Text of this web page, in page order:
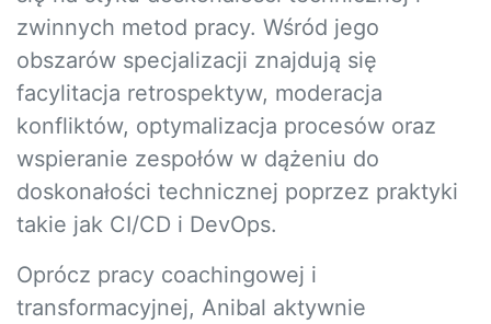
zwinnych metod pracy. Wśród jego
obszarów specjalizacji znajdują się
facylitacja retrospektyw, moderacja
konfliktów, optymalizacja procesów oraz
wspieranie zespołów w dążeniu do
doskonałości technicznej poprzez praktyki
takie jak CI/CD i DevOps.
Oprócz pracy coachingowej i
transformacyjnej, Anibal aktywnie